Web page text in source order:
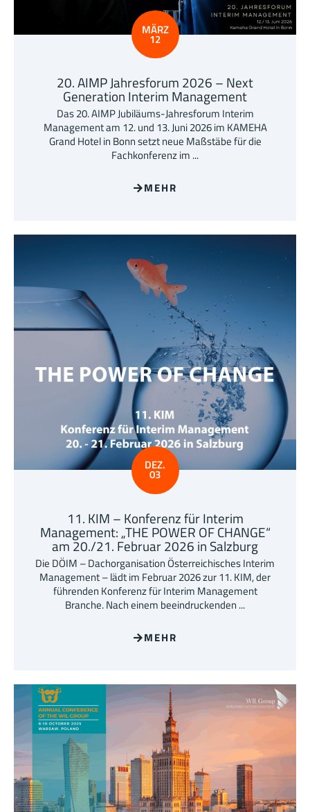
MÄRZ
12
20. AIMP Jahresforum 2026 – Next
Generation Interim Management
Das 20. AIMP Jubiläums-Jahresforum Interim
Management am 12. und 13. Juni 2026 im KAMEHA
Grand Hotel in Bonn setzt neue Maßstäbe für die
Fachkonferenz im ...
MEHR
DEZ.
03
11. KIM – Konferenz für Interim
Management: „THE POWER OF CHANGE“
am 20./21. Februar 2026 in Salzburg
Die DÖIM – Dachorganisation Österreichisches Interim
Management – lädt im Februar 2026 zur 11. KIM, der
führenden Konferenz für Interim Management
Branche. Nach einem beeindruckenden ...
MEHR